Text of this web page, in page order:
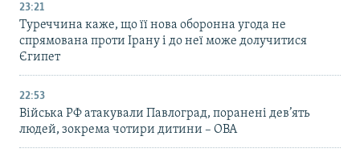
23:21
Туреччина каже, що її нова оборонна угода не
спрямована проти Ірану і до неї може долучитися
Єгипет
22:53
Війська РФ атакували Павлоград, поранені дев’ять
людей, зокрема чотири дитини – ОВА